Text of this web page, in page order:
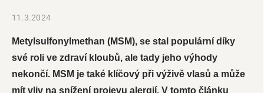
11.3.2024
Metylsulfonylmethan (MSM), se stal populární díky
své roli ve zdraví kloubů, ale tady jeho výhody
nekončí. MSM je také klíčový při výživě vlasů a může
mít vliv na snížení projevu alergií. V tomto článku